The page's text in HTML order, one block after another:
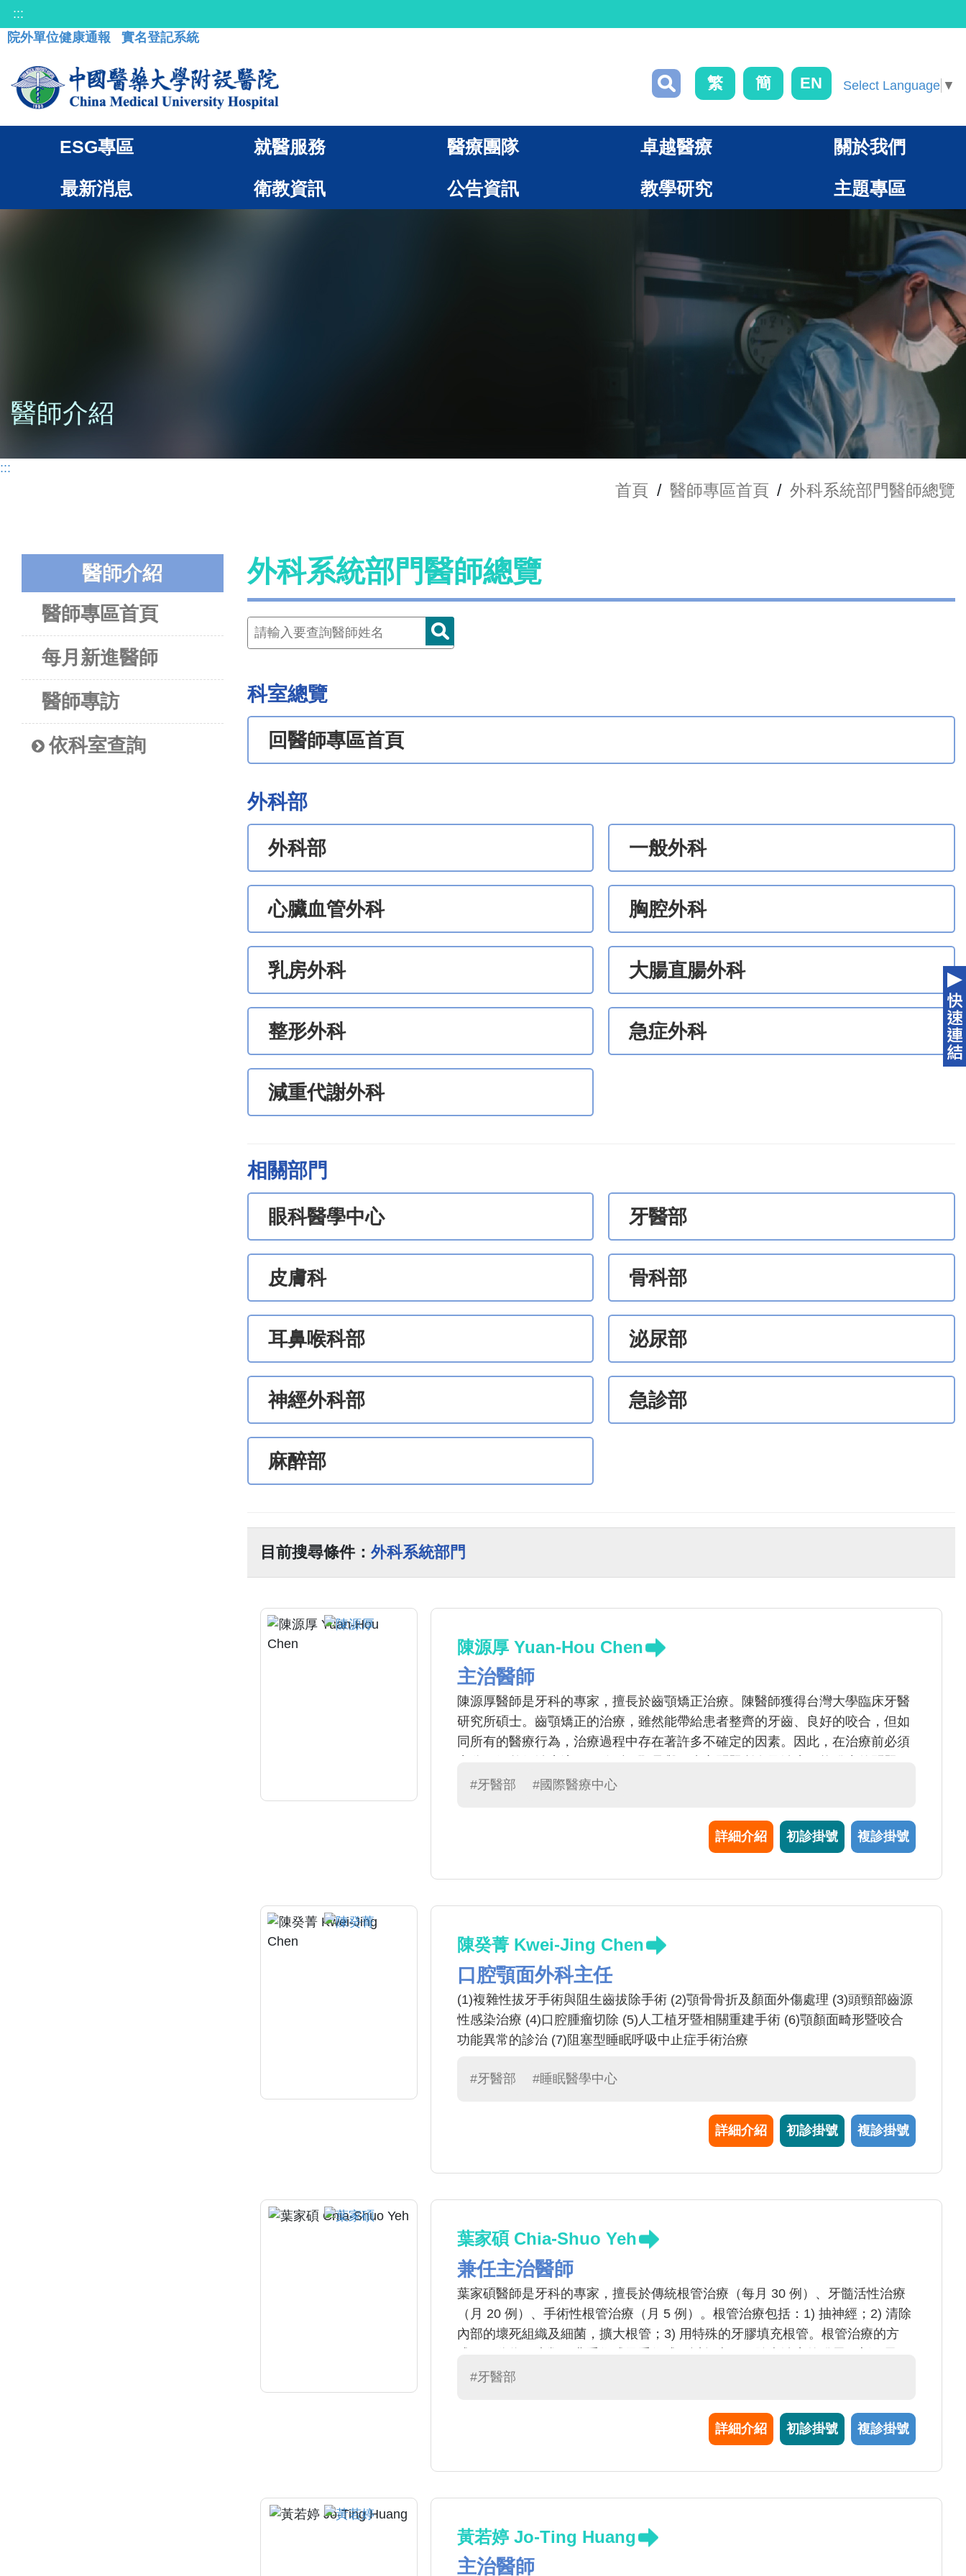
:::
院外單位健康通報
實名登記系統
繁 簡 EN Select Language ▼
ESG專區 就醫服務 醫療團隊 卓越醫療 關於我們
最新消息 衛教資訊 公告資訊 教學研究 主題專區
醫師介紹
:::
首頁 / 醫師專區首頁 / 外科系統部門醫師總覽
醫師介紹
醫師專區首頁
每月新進醫師
醫師專訪
依科室查詢
外科系統部門醫師總覽
科室總覽
回醫師專區首頁
外科部
外科部 一般外科
心臟血管外科 胸腔外科
乳房外科 大腸直腸外科
整形外科 急症外科
減重代謝外科
相關部門
眼科醫學中心 牙醫部
皮膚科 骨科部
耳鼻喉科部 泌尿部
神經外科部 急診部
麻醉部
目前搜尋條件： 外科系統部門
陳源厚 Yuan-Hou Chen
主治醫師
陳源厚醫師是牙科的專家，擅長於齒顎矯正治療。陳醫師獲得台灣大學臨床牙醫
研究所碩士。齒顎矯正的治療，雖然能帶給患者整齊的牙齒、良好的咬合，但如
同所有的醫療行為，治療過程中存在著許多不確定的因素。因此，在治療前必須
並於治療期間充分地與我們合作，則將會得到良好且令人滿意的治療結果。
#牙醫部 #國際醫療中心
詳細介紹 初診掛號 複診掛號
陳癸菁 Kwei-Jing Chen
口腔顎面外科主任
(1)複雜性拔牙手術與阻生齒拔除手術 (2)顎骨骨折及顏面外傷處理 (3)頭頸部齒源
性感染治療 (4)口腔腫瘤切除 (5)人工植牙暨相關重建手術 (6)顎顏面畸形暨咬合
功能異常的診治 (7)阻塞型睡眠呼吸中止症手術治療
#牙醫部 #睡眠醫學中心
詳細介紹 初診掛號 複診掛號
葉家碩 Chia-Shuo Yeh
兼任主治醫師
葉家碩醫師是牙科的專家，擅長於傳統根管治療（每月 30 例）、牙髓活性治療
（月 20 例）、手術性根管治療（月 5 例）。根管治療包括：1) 抽神經；2) 清除
內部的壞死組織及細菌，擴大根管；3) 用特殊的牙膠填充根管。根管治療的方
特別是超音波也已被重用來清創根管，可輔助原有挫針清創的不足，使治療效果
#牙醫部
詳細介紹 初診掛號 複診掛號
黃若婷 Jo-Ting Huang
主治醫師